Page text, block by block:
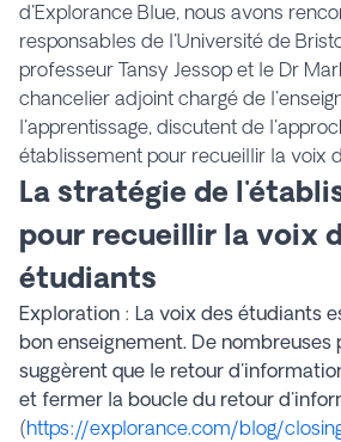
d'Explorance Blue, nous avons
responsables de l'Université de
professeur Tansy Jessop et le Dr
chancelier adjoint chargé de
l'apprentissage, discutent de
établissement pour recueillir la voix
La stratégie de
pour recueillir la voix
étudiants
Exploration : La voix des étudiants
bon enseignement. De nombreuses
suggèrent que le retour
et fermer la boucle du retour
(https://explorance.com/blog/